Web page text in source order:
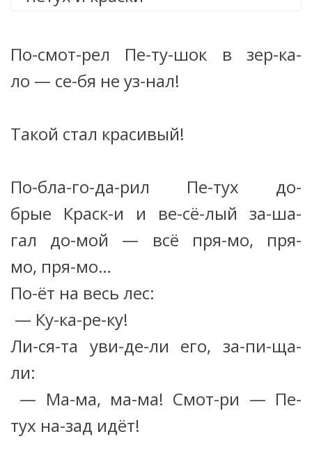
По-смот-рел Пе-ту-шок в зер-ка-
ло — се-бя не уз-нал!
Такой стал красивый!
По-бла-го-да-рил Пе-тух до-
брые Краск-и и ве-сё-лый за-ша-
гал до-мой — всё пря-мо, пря-
мо, пря-мо…
По-ёт на весь лес:
— Ку-ка-ре-ку!
Ли-ся-та уви-де-ли его, за-пи-ща-
ли:
— Ма-ма, ма-ма! Смот-ри — Пе-
тух на-зад идёт!